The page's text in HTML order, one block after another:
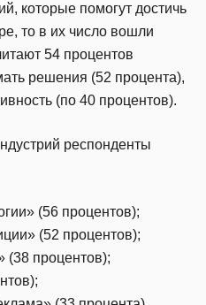
которые помогут достичь
то в их число вошли
54 процентов
решения (52 процента),
(по 40 процентов).
респонденты
(56 процентов);
(52 процентов);
(38 процентов);